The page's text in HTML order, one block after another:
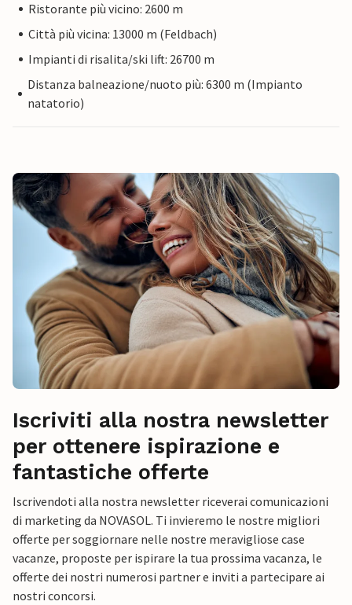
Ristorante più vicino: 2600 m
Città più vicina: 13000 m (Feldbach)
Impianti di risalita/ski lift: 26700 m
Distanza balneazione/nuoto più: 6300 m (Impianto
natatorio)
Iscriviti alla nostra newsletter
per ottenere ispirazione e
fantastiche offerte
Iscrivendoti alla nostra newsletter riceverai comunicazioni
di marketing da NOVASOL. Ti invieremo le nostre migliori
offerte per soggiornare nelle nostre meravigliose case
vacanze, proposte per ispirare la tua prossima vacanza, le
offerte dei nostri numerosi partner e inviti a partecipare ai
nostri concorsi.